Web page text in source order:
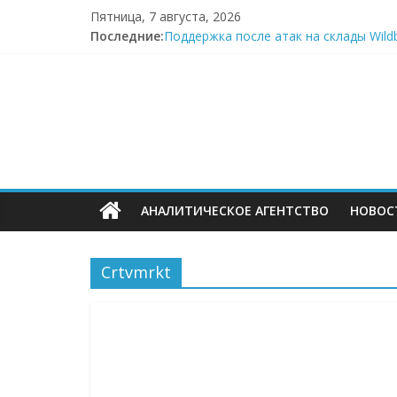
Пятница, 7 августа, 2026
Последние:Поддержка после атак на склады
о
E-
Commerce,
АНАЛИТИЧЕСКОЕ АГЕНТСТВО
Crtvmrkt